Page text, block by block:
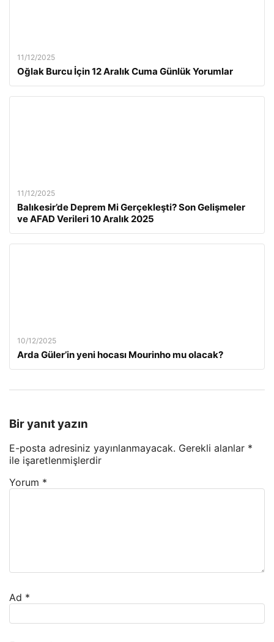
11/12/2025
Oğlak Burcu İçin 12 Aralık Cuma Günlük Yorumlar
11/12/2025
Balıkesir’de Deprem Mi Gerçekleşti? Son Gelişmeler
ve AFAD Verileri 10 Aralık 2025
10/12/2025
Arda Güler’in yeni hocası Mourinho mu olacak?
Bir yanıt yazın
E-posta adresiniz yayınlanmayacak. Gerekli alanlar *
ile işaretlenmişlerdir
Yorum *
Ad *